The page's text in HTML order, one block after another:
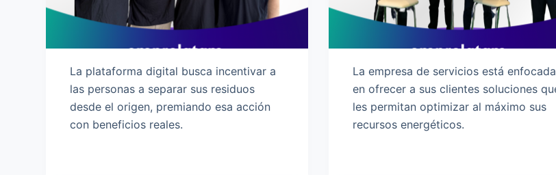
La plataforma digital busca incentivar a
las personas a separar sus residuos
desde el origen, premiando esa acción
con beneficios reales.
La empresa de servicios está enfocada
en ofrecer a sus clientes soluciones
les permitan optimizar al máximo sus
recursos energéticos.